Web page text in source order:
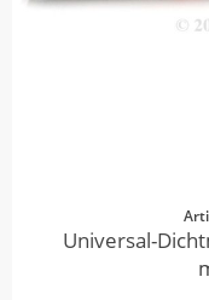
Universal-